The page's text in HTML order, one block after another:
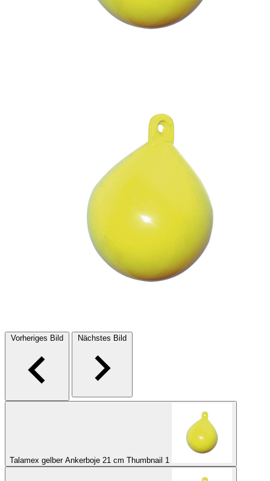
Vorheriges Bild Nächstes Bild
Talamex gelber Ankerboje 21 cm Thumbnail 1